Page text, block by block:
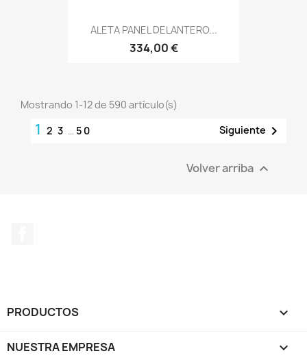
ALETA PANEL DELANTERO...
334,00 €
Mostrando 1-12 de 590 artículo(s)
1 2 3 … 50 Siguiente 
Volver arriba 
PRODUCTOS 
NUESTRA EMPRESA 